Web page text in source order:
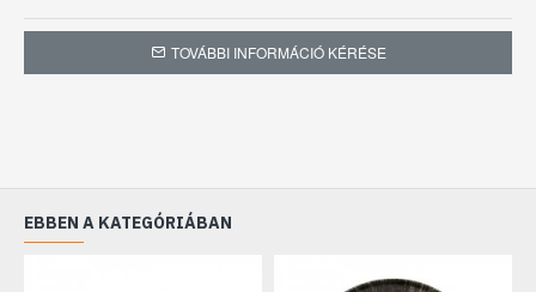
TOVÁBBI INFORMÁCIÓ KÉRÉSE
EBBEN A KATEGÓRIÁBAN